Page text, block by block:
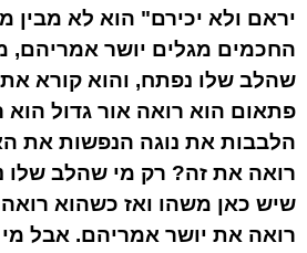
יראם ולא יכירם" הוא לא מבין
החכמים מגלים יושר אמריהם,
שהלב שלו נפתח, והוא קורא
פתאום הוא רואה אור גדול
הלבבות את נוגה הנפשות את
רואה את זה? רק מי שהלב שלו
שיש כאן משהו ואז כשהוא
רואה את יושר אמריהם. אבל